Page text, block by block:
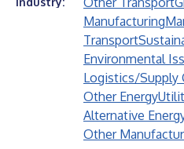
Manufacturing
Transport
Environmental
Logistics/Supply
Other Energy
Alternative
Other